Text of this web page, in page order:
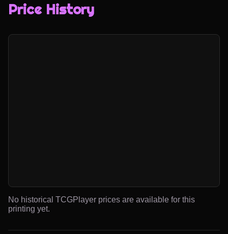
Price History
No historical TCGPlayer prices are available for this
printing yet.